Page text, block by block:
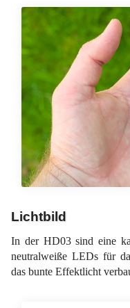
Lichtbild
In der HD03 sind eine
neutralweiße LEDs für
das bunte Effektlicht